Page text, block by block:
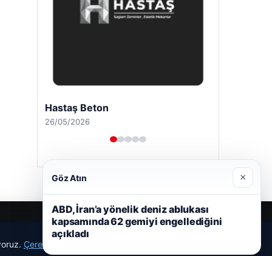
Hastaş Beton
26/05/2026
Çerez Politikamız
Göz Atın ×
ABD, İran’a yönelik deniz ablukası
kapsamında 62 gemiyi engellediğini
açıkladı